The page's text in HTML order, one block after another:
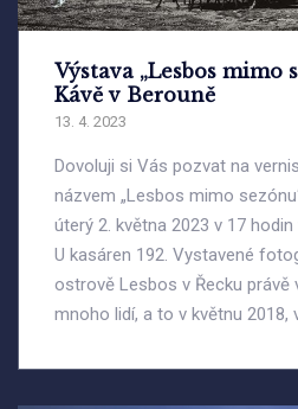
Výstava „Lesbos mimo
Kávě v Berouně
13. 4. 2023
Dovoluji si Vás pozvat na
názvem „Lesbos mimo
úterý 2. května 2023 v 17
U kasáren 192. Vystavené
ostrově Lesbos v Řecku právě
mnoho lidí, a to v květnu 2018,